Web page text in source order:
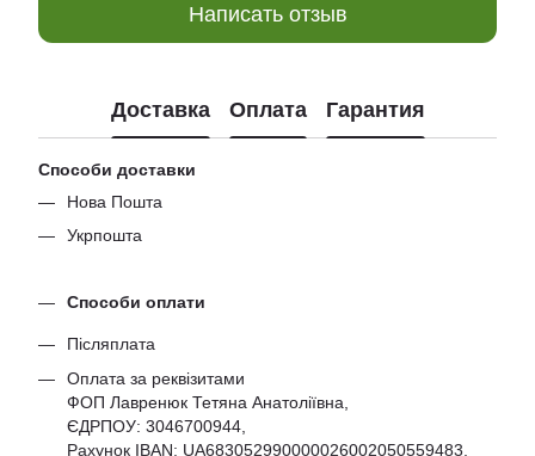
Написать отзыв
Доставка Оплата Гарантия
Способи доставки
Нова Пошта
Укрпошта
Способи оплати
Післяплата
Оплата за реквізитами
ФОП Лавренюк Тетяна Анатоліївна,
ЄДРПОУ: 3046700944
Рахунок IBAN: UA683052990000026002050559483,